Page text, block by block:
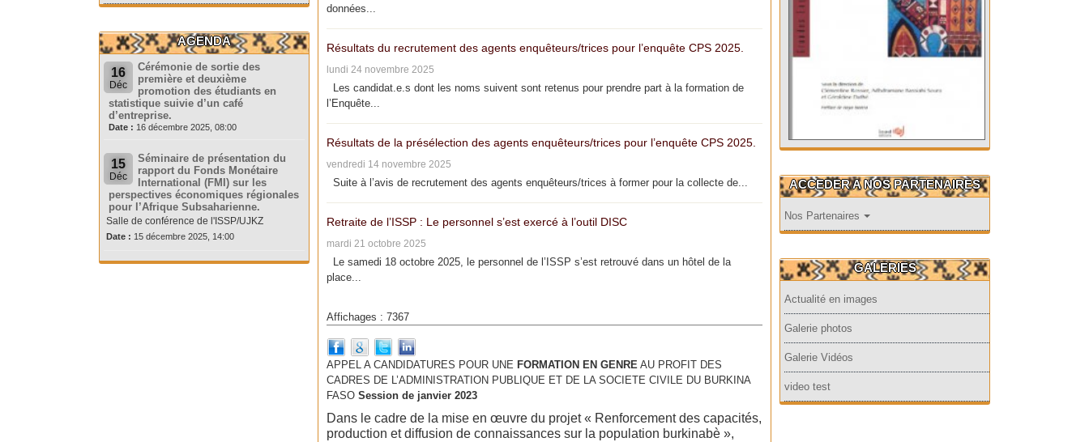
données...
Résultats du recrutement des agents enquêteurs/trices pour l’enquête CPS 2025.
lundi 24 novembre 2025
Les candidat.e.s dont les noms suivent sont retenus pour prendre part à la formation de
l’Enquête...
Résultats de la présélection des agents enquêteurs/trices pour l’enquête CPS 2025.
vendredi 14 novembre 2025
Suite à l’avis de recrutement des agents enquêteurs/trices à former pour la collecte de...
Retraite de l’ISSP : Le personnel s’est exercé à l’outil DISC
mardi 21 octobre 2025
Le samedi 18 octobre 2025, le personnel de l’ISSP s’est retrouvé dans un hôtel de la
place...
Affichages : 7367
APPEL A CANDIDATURES POUR UNE FORMATION EN GENRE AU PROFIT DES
CADRES DE L’ADMINISTRATION PUBLIQUE ET DE LA SOCIETE CIVILE DU BURKINA
FASO Session de janvier 2023
Dans le cadre de la mise en œuvre du projet « Renforcement des capacités,
production et diffusion de connaissances sur la population burkinabè »,
AGENDA
16
Déc
Cérémonie de sortie des
première et deuxième
promotion des étudiants en
statistique suivie d’un café
d’entreprise.
Date : 16 décembre 2025, 08:00
15
Déc
Séminaire de présentation du
rapport du Fonds Monétaire
International (FMI) sur les
perspectives économiques régionales
pour l’Afrique Subsaharienne.
Salle de conférence de l'ISSP/UJKZ
Date : 15 décembre 2025, 14:00
ACCEDER A NOS PARTENAIRES
Nos Partenaires
GALERIES
Actualité en images
Galerie photos
Galerie Vidéos
video test